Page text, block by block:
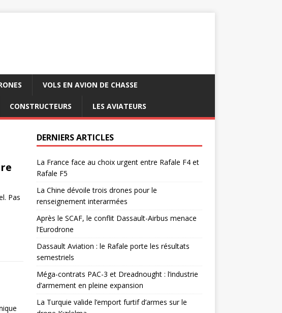
VOLS EN AVION DE CHASSE
CONSTRUCTEURS LES AVIATEURS
Pas
DERNIERS ARTICLES
La France face au choix urgent entre Rafale F4 et
Rafale F5
La Chine dévoile trois drones pour le
renseignement interarmées
Après le SCAF, le conflit Dassault-Airbus menace
l’Eurodrone
Dassault Aviation : le Rafale porte les résultats
semestriels
Méga-contrats PAC-3 et Dreadnought : l’industrie
d’armement en pleine expansion
La Turquie valide l’emport furtif d’armes sur le